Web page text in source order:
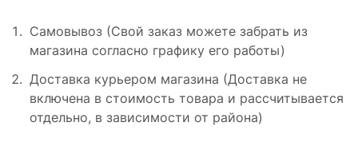
Самовывоз (Свой заказ можете забрать из
магазина согласно графику его работы)
Доставка курьером магазина (Доставка не
включена в стоимость товара и рассчитывается
отдельно, в зависимости от района)